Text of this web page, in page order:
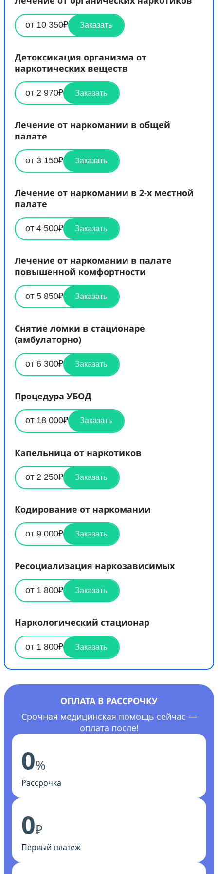
от 10 350₽ Заказать
Детоксикация организма от
наркотических веществ
от 2 970₽ Заказать
Лечение от наркомании в общей
палате
от 3 150₽ Заказать
Лечение от наркомании в 2-х местной
палате
от 4 500₽ Заказать
Лечение от наркомании в палате
повышенной комфортности
от 5 850₽ Заказать
Снятие ломки в стационаре
(амбулаторно)
от 6 300₽ Заказать
Процедура УБОД
от 18 000₽ Заказать
Капельница от наркотиков
от 2 250₽ Заказать
Кодирование от наркомании
от 9 000₽ Заказать
Ресоциализация наркозависимых
от 1 800₽ Заказать
Наркологический стационар
от 1 800₽ Заказать
ОПЛАТА В РАССРОЧКУ
Срочная медицинская помощь сейчас —
оплата после!
0%
Рассрочка
0₽
Первый платеж